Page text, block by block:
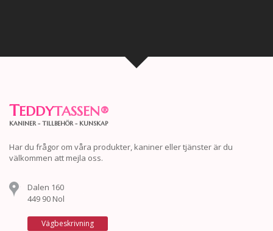
TEDDYTASSEN®
KANINER - TILLBEHÖR - KUNSKAP
Har du frågor om våra produkter, kaniner eller tjänster är du
välkommen att mejla oss.
Dalen 160
449 90 Nol
Vägbeskrivning